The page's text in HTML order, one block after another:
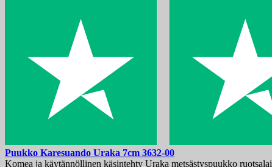
Puukko Karesuando Uraka 7cm 3632-00
Komea ja käytännöllinen käsintehty Uraka metsästyspuukko